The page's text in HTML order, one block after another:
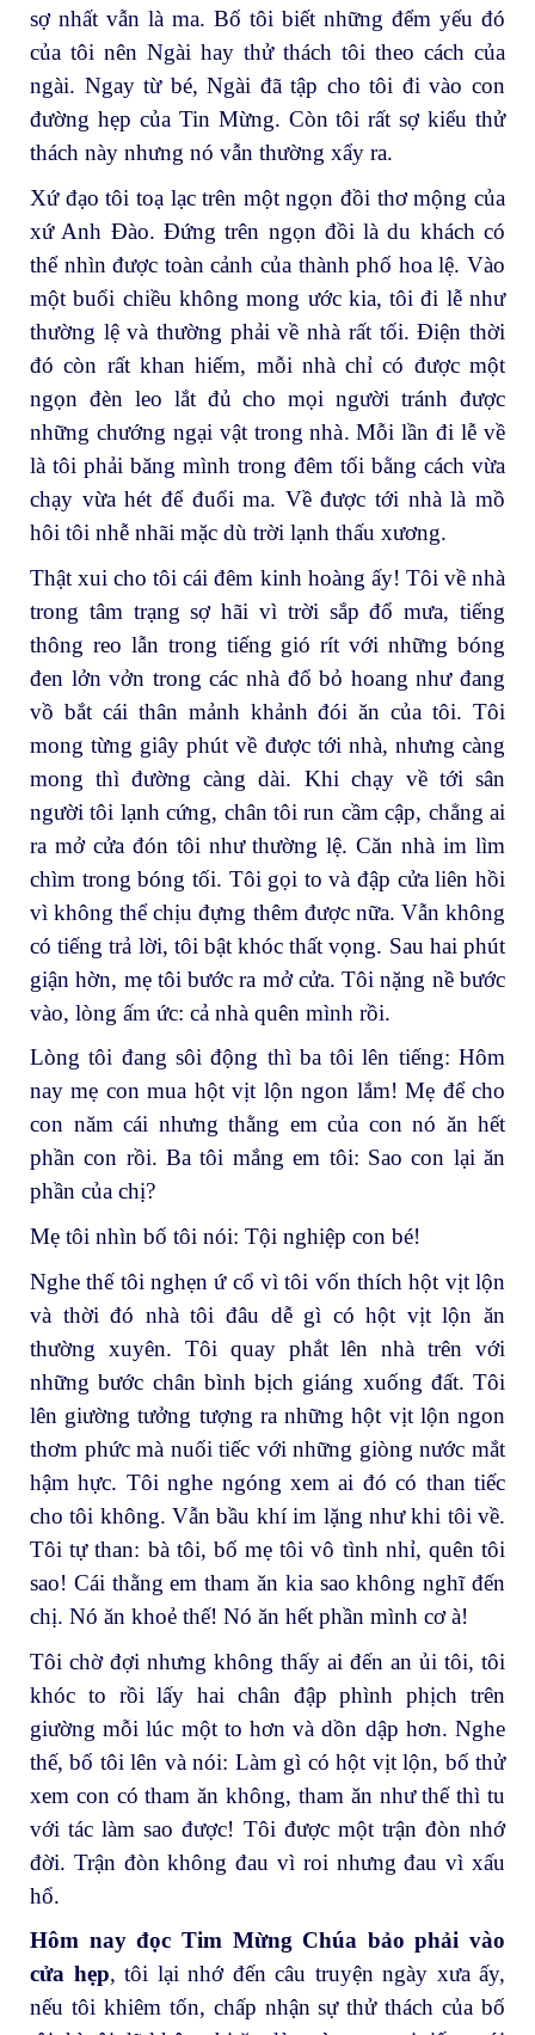
sợ nhất vẫn là ma. Bố tôi biết những đểm yếu đó
của tôi nên Ngài hay thử thách tôi theo cách của
ngài. Ngay từ bé, Ngài đã tập cho tôi đi vào con
đường hẹp của Tin Mừng. Còn tôi rất sợ kiểu thử
thách này nhưng nó vẫn thường xẩy ra.
Xứ đạo tôi toạ lạc trên một ngọn đồi thơ mộng của
xứ Anh Đào. Đứng trên ngọn đồi là du khách có
thể nhìn được toàn cảnh của thành phố hoa lệ. Vào
một buổi chiều không mong ước kia, tôi đi lễ như
thường lệ và thường phải về nhà rất tối. Điện thời
đó còn rất khan hiếm, mỗi nhà chỉ có được một
ngọn đèn leo lắt đủ cho mọi người tránh được
những chướng ngại vật trong nhà. Mỗi lần đi lễ về
là tôi phải băng mình trong đêm tối bằng cách vừa
chạy vừa hét để đuổi ma. Về được tới nhà là mồ
hôi tôi nhễ nhãi mặc dù trời lạnh thấu xương.
Thật xui cho tôi cái đêm kinh hoàng ấy! Tôi về nhà
trong tâm trạng sợ hãi vì trời sắp đổ mưa, tiếng
thông reo lẫn trong tiếng gió rít với những bóng
đen lởn vởn trong các nhà đổ bỏ hoang như đang
vồ bắt cái thân mảnh khảnh đói ăn của tôi. Tôi
mong từng giây phút về được tới nhà, nhưng càng
mong thì đường càng dài. Khi chạy về tới sân
người tôi lạnh cứng, chân tôi run cầm cập, chẳng ai
ra mở cửa đón tôi như thường lệ. Căn nhà im lìm
chìm trong bóng tối. Tôi gọi to và đập cửa liên hồi
vì không thể chịu đựng thêm được nữa. Vẫn không
có tiếng trả lời, tôi bật khóc thất vọng. Sau hai phút
giận hờn, mẹ tôi bước ra mở cửa. Tôi nặng nề bước
vào, lòng ấm ức: cả nhà quên mình rồi.
Lòng tôi đang sôi động thì ba tôi lên tiếng: Hôm
nay mẹ con mua hột vịt lộn ngon lắm! Mẹ để cho
con năm cái nhưng thằng em của con nó ăn hết
phần con rồi. Ba tôi mắng em tôi: Sao con lại ăn
phần của chị?
Mẹ tôi nhìn bố tôi nói: Tội nghiệp con bé!
Nghe thế tôi nghẹn ứ cổ vì tôi vốn thích hột vịt lộn
và thời đó nhà tôi đâu dễ gì có hột vịt lộn ăn
thường xuyên. Tôi quay phắt lên nhà trên với
những bước chân bình bịch giáng xuống đất. Tôi
lên giường tưởng tượng ra những hột vịt lộn ngon
thơm phức mà nuối tiếc với những giòng nước mắt
hậm hực. Tôi nghe ngóng xem ai đó có than tiếc
cho tôi không. Vẫn bầu khí im lặng như khi tôi về.
Tôi tự than: bà tôi, bố mẹ tôi vô tình nhỉ, quên tôi
sao! Cái thằng em tham ăn kia sao không nghĩ đến
chị. Nó ăn khoẻ thế! Nó ăn hết phần mình cơ à!
Tôi chờ đợi nhưng không thấy ai đến an ủi tôi, tôi
khóc to rồi lấy hai chân đập phình phịch trên
giường mỗi lúc một to hơn và dồn dập hơn. Nghe
thế, bố tôi lên và nói: Làm gì có hột vịt lộn, bố thử
xem con có tham ăn không, tham ăn như thế thì tu
với tác làm sao được! Tôi được một trận đòn nhớ
đời. Trận đòn không đau vì roi nhưng đau vì xấu
hổ.
Hôm nay đọc Tim Mừng Chúa bảo phải vào
cửa hẹp, tôi lại nhớ đến câu truyện ngày xưa ấy,
nếu tôi khiêm tốn, chấp nhận sự thử thách của bố